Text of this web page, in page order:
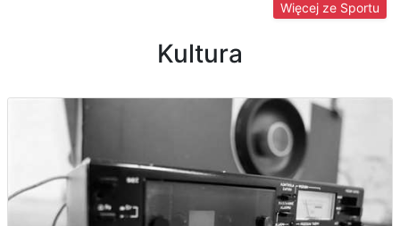
Więcej ze Sportu
Kultura